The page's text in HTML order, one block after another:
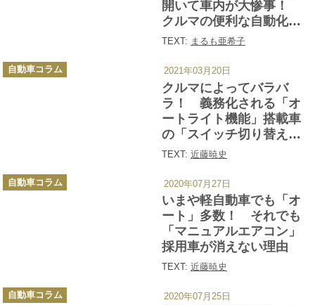
開いて車内が大惨事！
クルマの便利な自動化が
仇となるケース４つ
TEXT: まるも亜希子
クルマによってバラバ
ラ！ 義務化される「オ
ートライト機能」搭載車
の「スイッチ切り替え」
の複雑さ
TEXT: 近藤暁史
カ
テ
自動車コラム 2021年03月20日
いまや軽自動車でも「オ
ート」多数！ それでも
「マニュアルエアコン」
採用車が消えない理由
TEXT: 近藤暁史
カ
テ
自動車コラム 2020年07月27日
カ
テ
自動車コラム 2020年07月25日